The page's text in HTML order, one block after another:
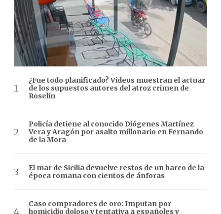
¿Fue todo planificado? Videos muestran el actuar
de los supuestos autores del atroz crimen de
Roselin
Policía detiene al conocido Diógenes Martínez
Vera y Aragón por asalto millonario en Fernando
de la Mora
El mar de Sicilia devuelve restos de un barco de la
época romana con cientos de ánforas
Caso compradores de oro: Imputan por
homicidio doloso y tentativa a españoles y